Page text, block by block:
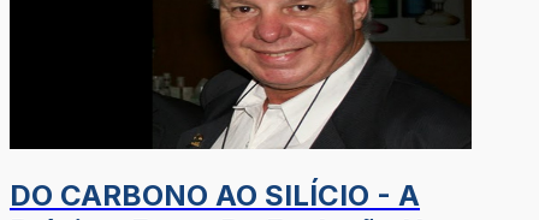
DO CARBONO AO SILÍCIO - A